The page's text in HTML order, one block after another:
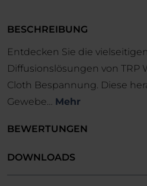
BESCHREIBUNG
Entdecken Sie die vielseitigen
Diffusionslösungen von TRP
Cloth Bespannung. Diese
Gewebe… Mehr
BEWERTUNGEN
DOWNLOADS